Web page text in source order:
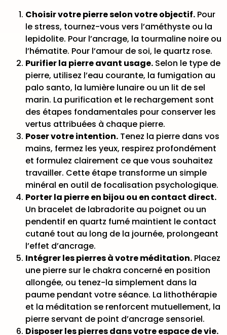
Choisir votre pierre selon votre objectif. Pour
le stress, tournez-vous vers l’améthyste ou la
lepidolite. Pour l’ancrage, la tourmaline noire ou
l’hématite. Pour l’amour de soi, le quartz rose.
Purifier la pierre avant usage. Selon le type de
pierre, utilisez l’eau courante, la fumigation au
palo santo, la lumière lunaire ou un lit de sel
marin. La purification et le rechargement sont
des étapes fondamentales pour conserver les
vertus attribuées à chaque pierre.
Poser votre intention. Tenez la pierre dans vos
mains, fermez les yeux, respirez profondément
et formulez clairement ce que vous souhaitez
travailler. Cette étape transforme un simple
minéral en outil de focalisation psychologique.
Porter la pierre en bijou ou en contact direct.
Un bracelet de labradorite au poignet ou un
pendentif en quartz fumé maintient le contact
cutané tout au long de la journée, prolongeant
l’effet d’ancrage.
Intégrer les pierres à votre méditation. Placez
une pierre sur le chakra concerné en position
allongée, ou tenez-la simplement dans la
paume pendant votre séance. La lithothérapie
et la méditation se renforcent mutuellement, la
pierre servant de point d’ancrage sensoriel.
Disposer les pierres dans votre espace de vie.